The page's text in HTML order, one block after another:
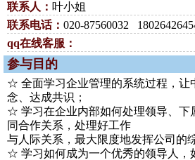
联系人： 叶小姐
联系电话： 020-87560032
qq在线客服：
参与目的
☆ 全面学习企业管理的系统过程，让
念、达成共识；
☆ 学习在企业内部如何处理领导、下
同合作关系，处理好工作
与人际关系，最大限度地发挥公司的
☆ 学习如何成为一个优秀的领导人，